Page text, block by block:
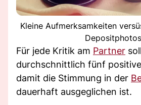
Kleine Aufmerksamkeiten
Depositphotos
Für jede Kritik am Partner
durchschnittlich fünf
damit die Stimmung in der
dauerhaft ausgeglichen ist.